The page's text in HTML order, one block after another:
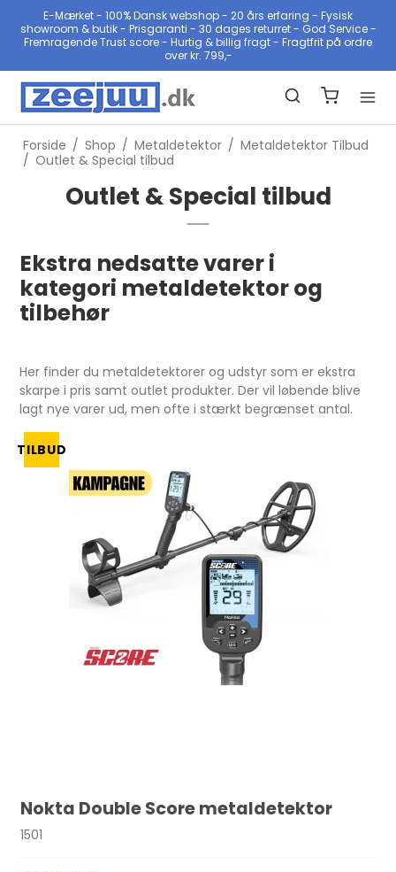
E-Mærket - 100% Dansk webshop - 20 års erfaring - Fysisk
showroom & butik - Prisgaranti - 30 dages returret - God Service -
Fremragende Trust score - Hurtig & billig fragt - Fragtfrit på ordre
over kr. 799,-
Forside / Shop / Metaldetektor / Metaldetektor Tilbud
/ Outlet & Special tilbud
Outlet & Special tilbud
Ekstra nedsatte varer i
kategori metaldetektor og
tilbehør
Her finder du metaldetektorer og udstyr som er ekstra
skarpe i pris samt outlet produkter. Der vil løbende blive
lagt nye varer ud, men ofte i stærkt begrænset antal.
TILBUD
Nokta Double Score metaldetektor
1501